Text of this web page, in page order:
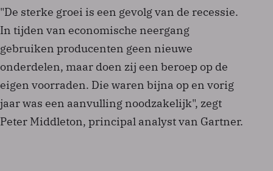
"De sterke groei is een gevolg van de recessie.
In tijden van economische neergang
gebruiken producenten geen nieuwe
onderdelen, maar doen zij een beroep op de
eigen voorraden. Die waren bijna op en vorig
jaar was een aanvulling noodzakelijk", zegt
Peter Middleton, principal analyst van Gartner.